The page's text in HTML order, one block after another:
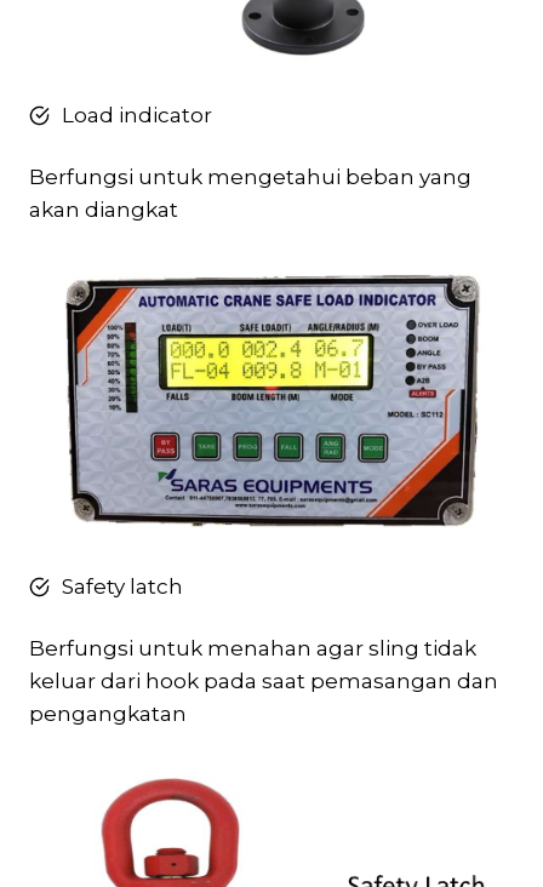
Load indicator
Berfungsi untuk mengetahui beban yang
akan diangkat
Safety latch
Berfungsi untuk menahan agar sling tidak
keluar dari hook pada saat pemasangan dan
pengangkatan